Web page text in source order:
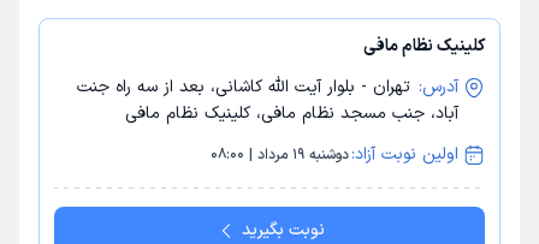
کلینیک نظام مافی
آدرس: تهران - بلوار آیت الله کاشانی، بعد از سه راه جنت
آباد، جنب مسجد نظام مافی، کلینیک نظام مافی
اولین نوبت آزاد:دوشنبه 19 مرداد | 08:00
نوبت بگیرید